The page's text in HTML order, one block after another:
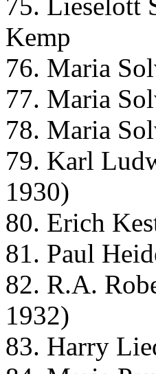
Kemp
76. Maria
77. Maria
78. Maria
79. Karl
1930)
80. Erich
81. Paul
82. R.A.
1932)
83. Harry